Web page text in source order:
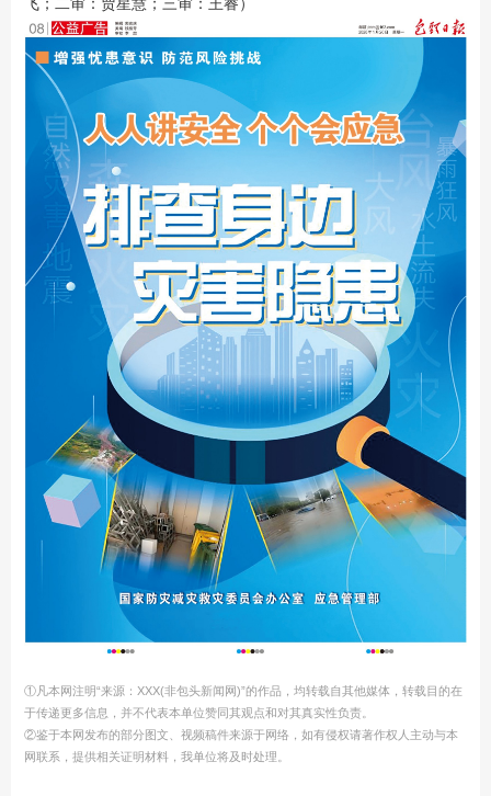
①凡本网注明“来源：XXX(非包头新闻网)”的作品，均转载自其他媒体，转载目的在
于传递更多信息，并不代表本单位赞同其观点和对其真实性负责。
②鉴于本网发布的部分图文、视频稿件来源于网络，如有侵权请著作权人主动与本
网联系，提供相关证明材料，我单位将及时处理。